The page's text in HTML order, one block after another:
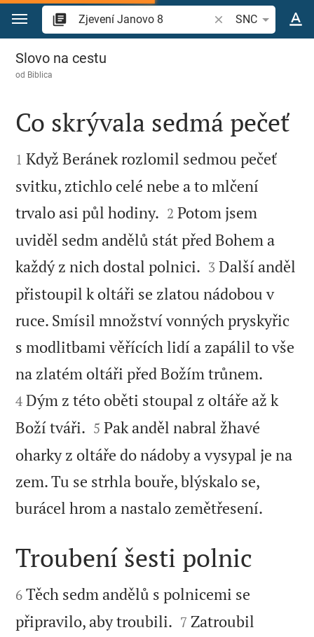
Přejít na obsah
Vyhledat biblický
SNC
Zjevení Janovo 8
Slovo na cestu
od Biblica

Co skrývala sedmá pečeť

1 Když Beránek rozlomil sedmou pečeť
svitku, ztichlo celé nebe a to mlčení
trvalo asi půl hodiny. 

2 Potom jsem
uviděl sedm andělů stát před Bohem a
každý z nich dostal polnici. 

3 Další anděl
přistoupil k oltáři se zlatou nádobou v
ruce. Smísil množství vonných pryskyřic
s modlitbami věřících lidí a zapálil to vše
na zlatém oltáři před Božím trůnem.
4 Dým z této oběti stoupal z oltáře až k
Boží tváři. 

5 Pak anděl nabral žhavé
oharky z oltáře do nádoby a vysypal je na
zem. Tu se strhla bouře, blýskalo se,
burácel hrom a nastalo zemětřesení.

Troubení šesti polnic

6 Těch sedm andělů s polnicemi se
připravilo, aby troubili. 

7 Zatroubil